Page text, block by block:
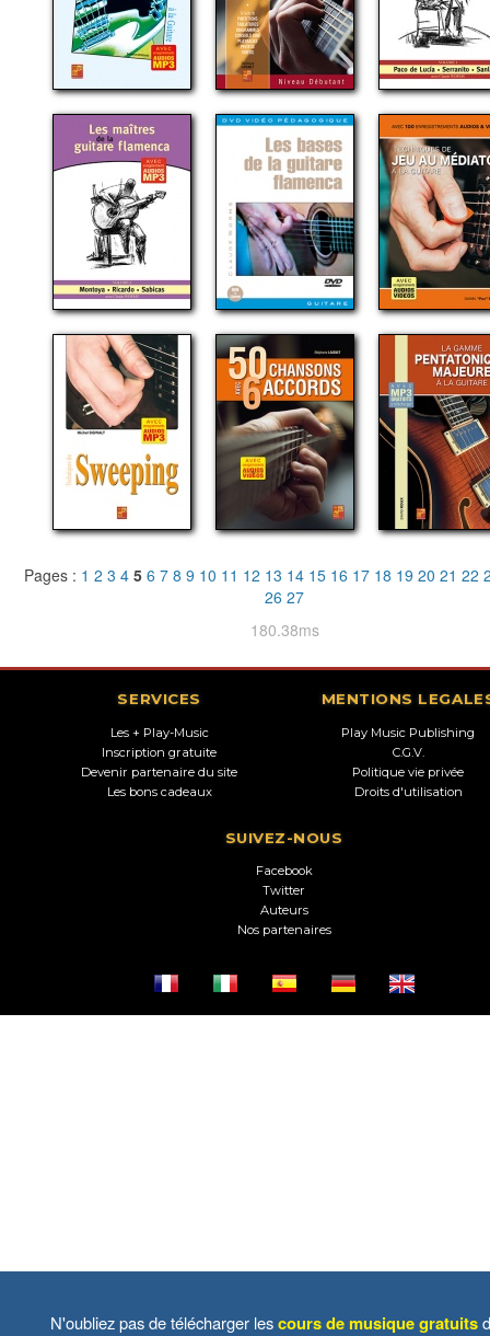
Pages : 1 2 3 4 5 6 7 8 9 10 11 12 13 14 15 16 17 18 19 20 21 22
26 27
180.38ms
SERVICES
Les + Play-Music
Inscription gratuite
Devenir partenaire du site
Les bons cadeaux
MENTIONS
Play Music Publishing
C.G.V.
Politique vie privée
Droits d'utilisation
SUIVEZ-NOUS
Facebook
Twitter
Auteurs
Nos partenaires
N'oubliez pas de télécharger lescours de musique gratuits